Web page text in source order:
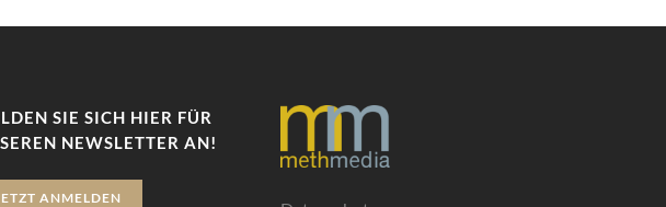
SIE SICH HIER FÜR
NEWSLETTER AN!
ANMELDEN